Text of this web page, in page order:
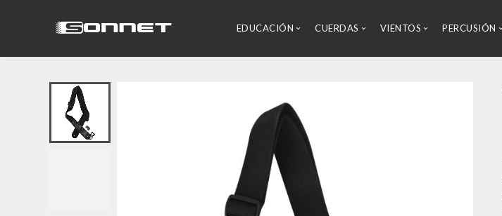
EDUCACIÓN CUERDAS VIENTOS PERCUSIÓN